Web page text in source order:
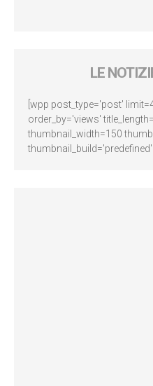
LE
[wpp post_type='post'
order_by='views'
thumbnail_width=150